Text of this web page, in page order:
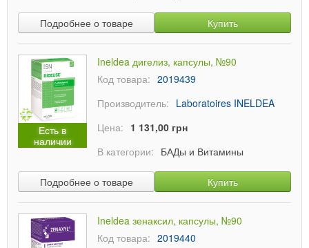
Подробнее о товаре Купить
Есть в
наличии
Ineldea дигелиз, капсулы, №90
Код товара: 2019439
Производитель: Laboratoires INELDEA
Цена: 1 131,00 грн
В категории: БАДы и Витамины
Подробнее о товаре Купить
Ineldea зенаксил, капсулы, №90
Код товара: 2019440